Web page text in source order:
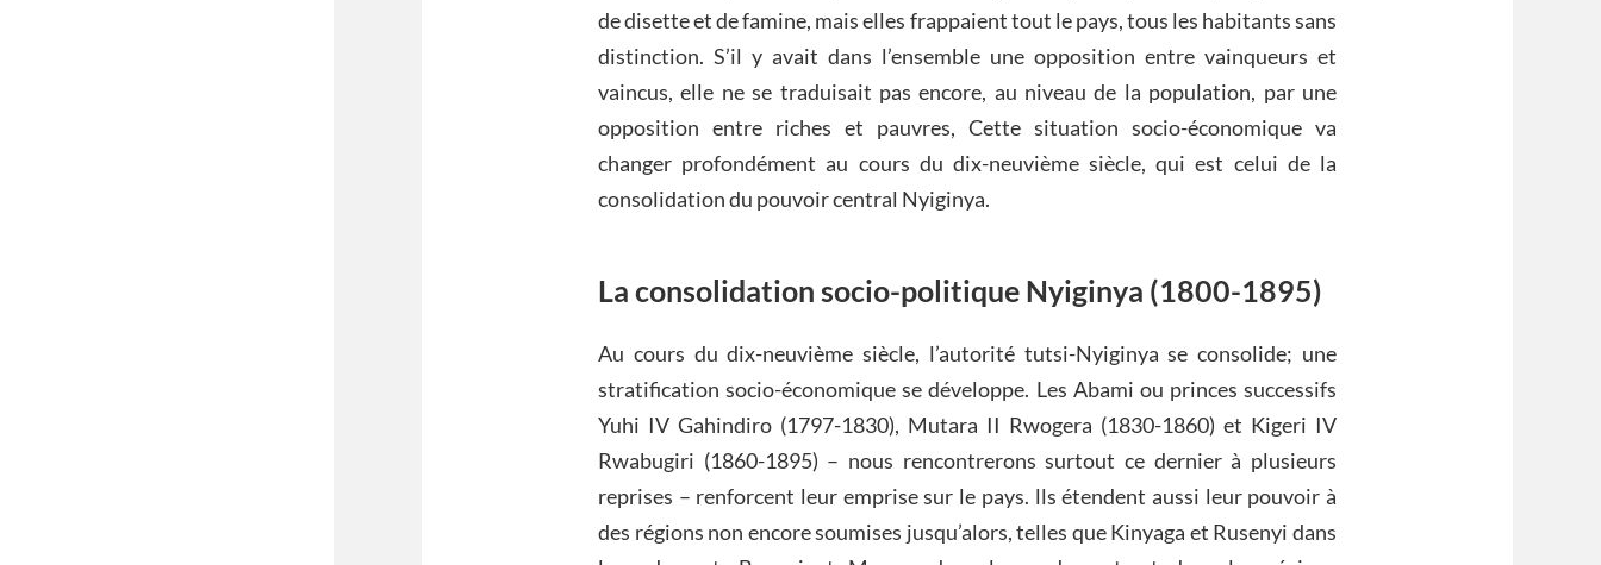
de disette et de famine, mais elles frappaient tout le pays, tous les habitants sans
distinction. S’il y avait dans l’ensemble une opposition entre vainqueurs et
vaincus, elle ne se traduisait pas encore, au niveau de la population, par une
opposition entre riches et pauvres, Cette situation socio-économique va
changer profondément au cours du dix-neuvième siècle, qui est celui de la
consolidation du pouvoir central Nyiginya.
La consolidation socio-politique Nyiginya (1800-1895)
Au cours du dix-neuvième siècle, l’autorité tutsi-Nyiginya se consolide; une
stratification socio-économique se développe. Les Abami ou princes successifs
Yuhi IV Gahindiro (1797-1830), Mutara II Rwogera (1830-1860) et Kigeri IV
Rwabugiri (1860-1895) – nous rencontrerons surtout ce dernier à plusieurs
reprises – renforcent leur emprise sur le pays. lls étendent aussi leur pouvoir à
des régions non encore soumises jusqu’alors, telles que Kinyaga et Rusenyi dans